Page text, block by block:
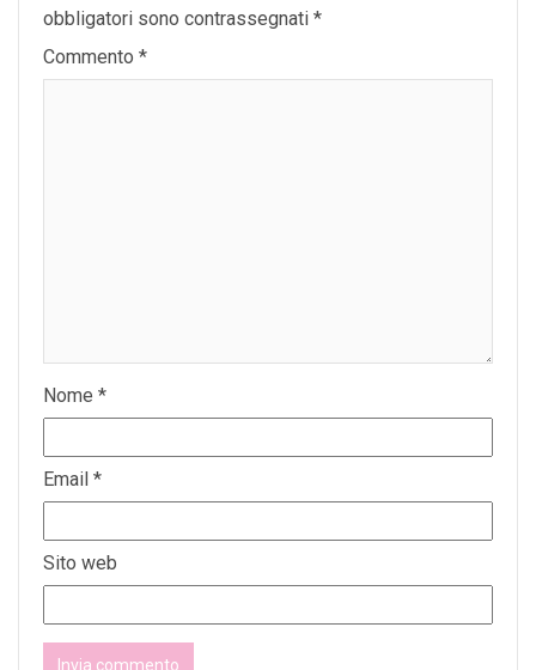
obbligatori sono contrassegnati *
Commento *
Nome *
Email *
Sito web